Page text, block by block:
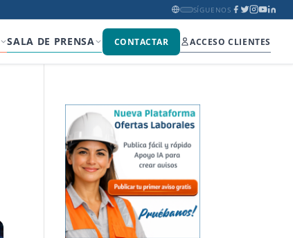
SÍGUENOS
SALA DE PRENSA CONTACTAR ACCESO CLIENTES